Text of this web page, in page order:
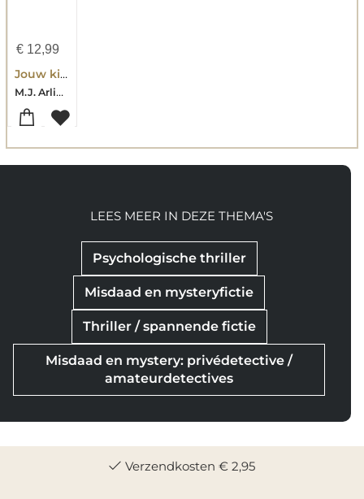
€12,99
Jouw kind is de volgende
M.J. Arlidge-Andy Maslen
Psychologische thriller
Misdaad en mysteryfictie
Thriller / spannende fictie
Misdaad en mystery: privédetective /
amateurdetectives
LEES MEER IN DEZE THEMA'S
Verzendkosten € 2,95